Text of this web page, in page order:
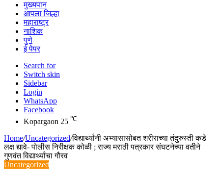
मुख्यपान
आपला जिल्हा
महाराष्ट्र
नाशिक
पुणे
ई पेपर
Search for
Switch skin
Sidebar
Login
WhatsApp
Facebook
Kopargaon 25 ℃
Home/Uncategorized/विद्यार्थ्यांनी अभ्यासासोबत शरीराच्या तंदुरुस्ती कडे
लक्ष द्यावे- पोलीस निरीक्षक कोळी ; राज्य मराठी पत्रकार संघटनेच्या वतीने
गुणवंत विद्यार्थ्यांचा गौरव
Uncategorized